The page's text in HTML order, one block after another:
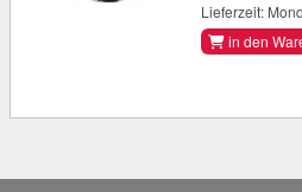
Lieferzeit:
in den